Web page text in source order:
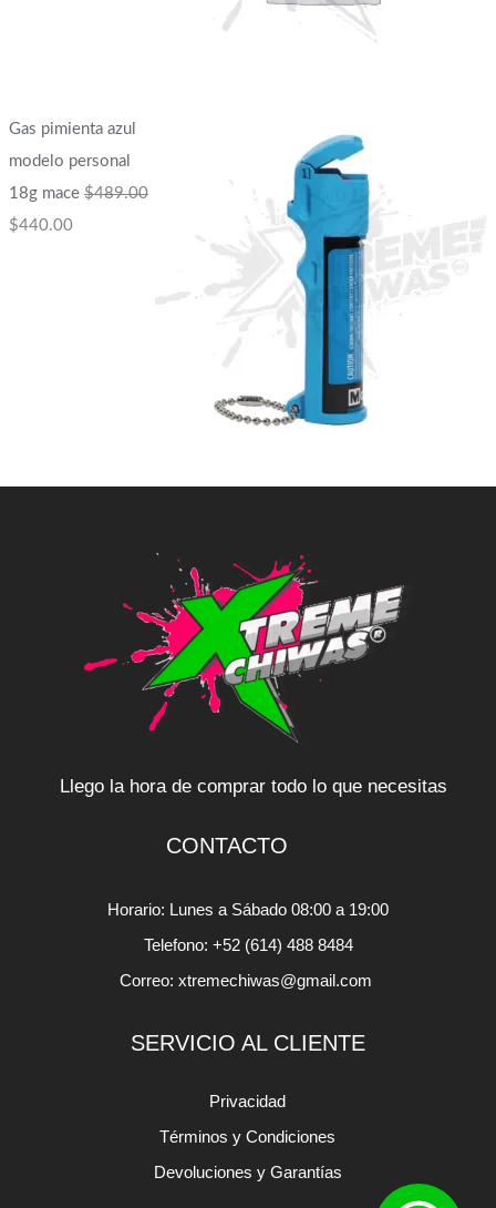
Gas pimienta azul
modelo personal
18g mace $489.00
$440.00
Llego la hora de comprar todo lo que necesitas
CONTACTO
Horario: Lunes a Sábado 08:00 a 19:00
Telefono: +52 (614) 488 8484
Correo: xtremechiwas@gmail.com
SERVICIO AL CLIENTE
Privacidad
Términos y Condiciones
Devoluciones y Garantías